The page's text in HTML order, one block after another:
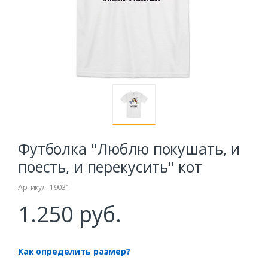
Футболка "Люблю покушать, и
поесть, и перекусить" кот
Артикул: 19031
1.250 руб.
Как определить размер?